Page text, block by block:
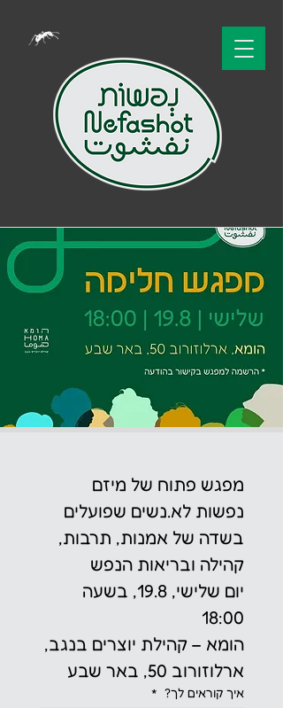
קהילה ובריאות הנפש
18:00
ארלוזורוב 50, באר שבע
איך קוראים לך? *